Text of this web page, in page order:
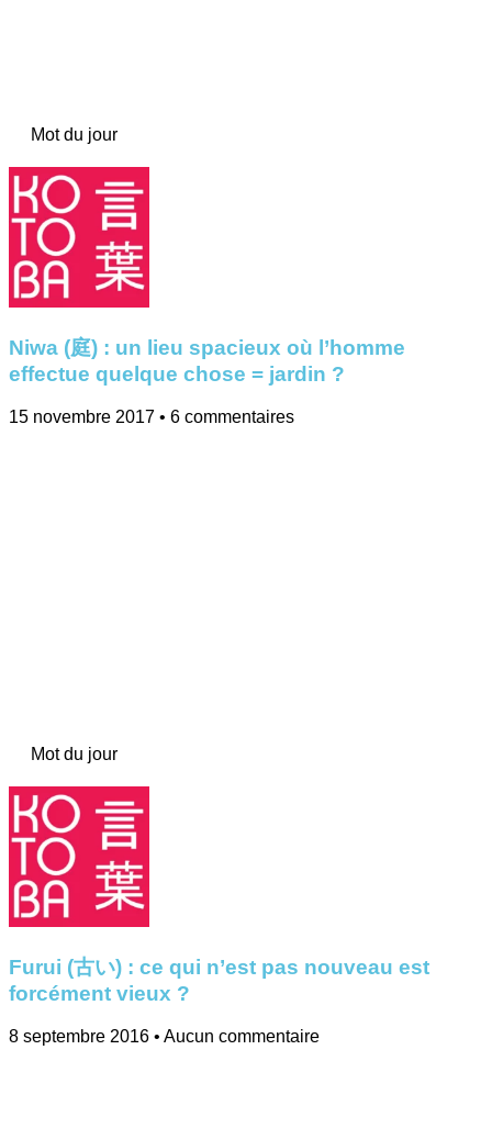
Mot du jour
Niwa (庭) : un lieu spacieux où l’homme
effectue quelque chose = jardin ?
15 novembre 2017 6 commentaires
Mot du jour
Furui (古い) : ce qui n’est pas nouveau est
forcément vieux ?
8 septembre 2016 Aucun commentaire